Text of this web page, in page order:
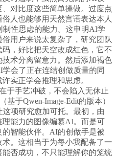
对比度这些简单操做。过度点
人也能够用天然言语表达本人
性思虑的能力。这申明AI学
用户来说太复杂了，研究团队
，好比把天空改成红色，它不
术分离留意力。然后添加褐色
会了正在连结创做质量的同
实正学会推理和思虑。
于手艺冲破，不会陷入无休止
基于Qwen-Image-Edit的版本）
项研究愈加可托。最初，由
能力的图像编纂AI。而是可
智能伙伴。AI的创做手是被
。这相当于为每小我配备了一
否成功，不只能理解你的笼统